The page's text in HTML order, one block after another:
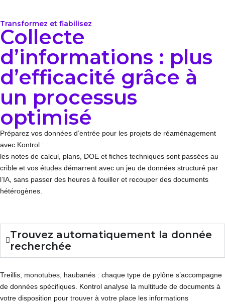
Transformez et fiabilisez
Collecte
d’informations : plus
d’efficacité grâce à
un processus
optimisé
Préparez vos données d’entrée pour les projets de réaménagement
avec Kontrol :
les notes de calcul, plans, DOE et fiches techniques sont passées au
crible et vos études démarrent avec un jeu de données structuré par
l’IA, sans passer des heures à fouiller et recouper des documents
hétérogènes.
Trouvez automatiquement la donnée
recherchée
Treillis, monotubes, haubanés : chaque type de pylône s’accompagne
de données spécifiques. Kontrol analyse la multitude de documents à
votre disposition pour trouver à votre place les informations